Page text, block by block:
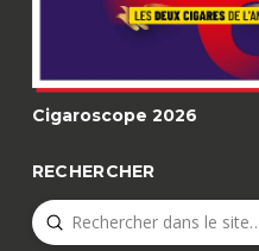
Cigaroscope 2026
RECHERCHER
Search
Submit